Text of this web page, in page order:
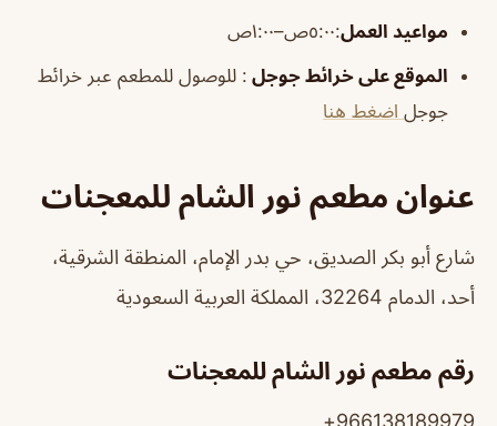
مواعيد العمل:٥:٠٠ص–١:٠٠ص
الموقع على خرائط جوجل : للوصول للمطعم عبر خرائط
جوجل اضغط هنا
عنوان مطعم نور الشام للمعجنات
شارع أبو بكر الصديق، حي بدر الإمام، المنطقة الشرقية،
أحد، الدمام 32264، المملكة العربية السعودية
رقم مطعم نور الشام للمعجنات